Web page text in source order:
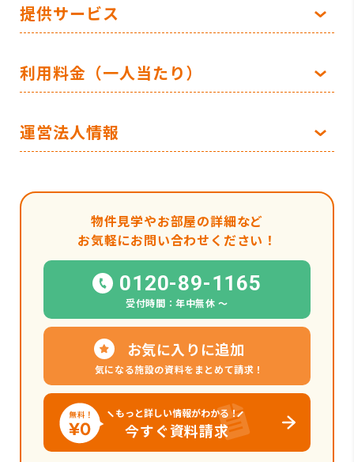
提供サービス
利用料金（一人当たり）
運営法人情報
物件見学やお部屋の詳細など
お気軽にお問い合わせください！
0120-89-1165
受付時間：年中無休 〜
お気に入りに追加
気になる施設の資料をまとめて請求！
もっと詳しい情報がわかる！
今すぐ資料請求